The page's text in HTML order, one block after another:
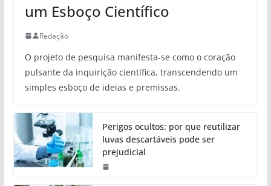
um Esboço Científico
Redação
O projeto de pesquisa manifesta-se como o coração
pulsante da inquirição científica, transcendendo um
simples esboço de ideias e premissas.
Perigos ocultos: por que reutilizar
luvas descartáveis pode ser
prejudicial